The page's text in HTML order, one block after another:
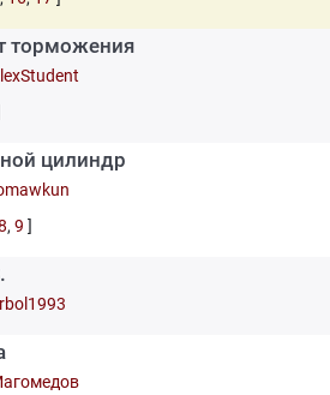
торможения
цилиндр
, 9 ]